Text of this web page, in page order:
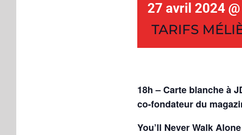
27 avril 2024
TARIFS
18h – Carte blanche à
co-fondateur du
You’ll Never Walk Alone